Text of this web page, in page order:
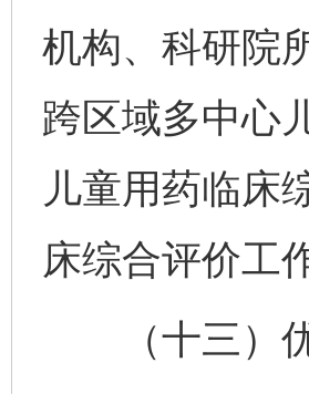
机构、科研院
跨区域多中心
儿童用药临床
床综合评价工
（十三）优